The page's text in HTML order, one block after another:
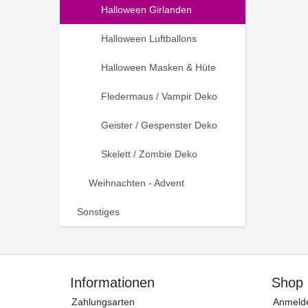
Halloween Girlanden
Halloween Luftballons
Halloween Masken & Hüte
Fledermaus / Vampir Deko
Geister / Gespenster Deko
Skelett / Zombie Deko
Weihnachten - Advent
Sonstiges
Informationen
Zahlungsarten
Shop